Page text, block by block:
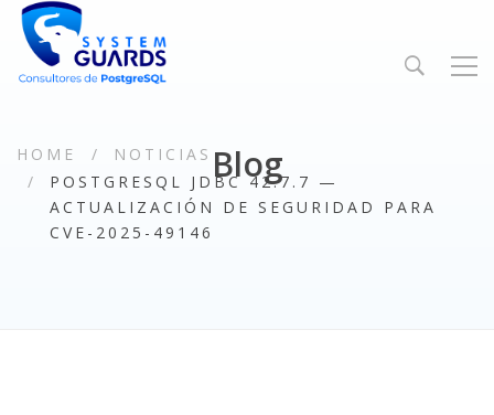
Blog
HOME
NOTICIAS
POSTGRESQL JDBC 42.7.7 —
ACTUALIZACIÓN DE SEGURIDAD PARA
CVE-2025-49146